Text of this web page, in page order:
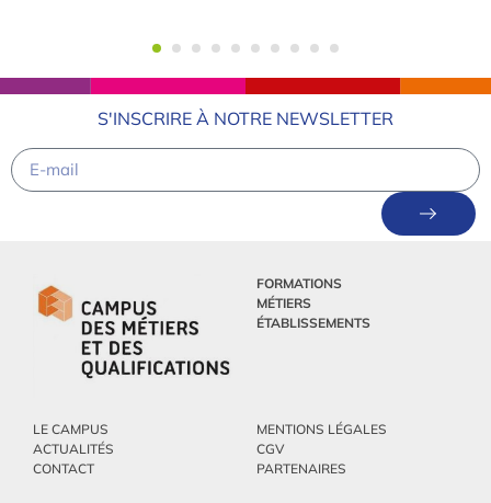
S'INSCRIRE À NOTRE NEWSLETTER
FORMATIONS
MÉTIERS
ÉTABLISSEMENTS
LE CAMPUS
ACTUALITÉS
CONTACT
MENTIONS LÉGALES
CGV
PARTENAIRES